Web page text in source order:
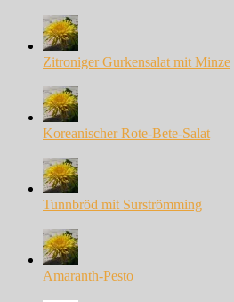
Zitroniger Gurkensalat mit Minze
Koreanischer Rote-Bete-Salat
Tunnbröd mit Surströmming
Amaranth-Pesto